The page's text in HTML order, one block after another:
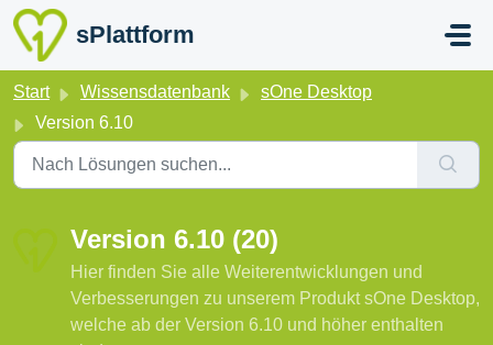
Zum hauptsächlichen Inhalt gehen
sPlattform
Start Wissensdatenbank
sOne Desktop
Version 6.10
Version 6.10 (20)
Hier finden Sie alle Weiterentwicklungen und
Verbesserungen zu unserem Produkt sOne Desktop,
welche ab der Version 6.10 und höher enthalten